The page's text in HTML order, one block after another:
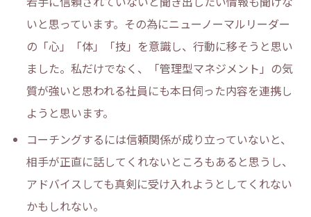
いと思っています。その為にニューノーマルリーダー
の「心」「体」「技」を意識し、行動に移そうと思い
ました。私だけでなく、「管理型マネジメント」の気
質が強いと思われる社員にも本日伺った内容を連携し
ようと思います。
コーチングするには信頼関係が成り立っていないと、
相手が正直に話してくれないところもあると思うし、
アドバイスしても真剣に受け入れようとしてくれない
かもしれない。